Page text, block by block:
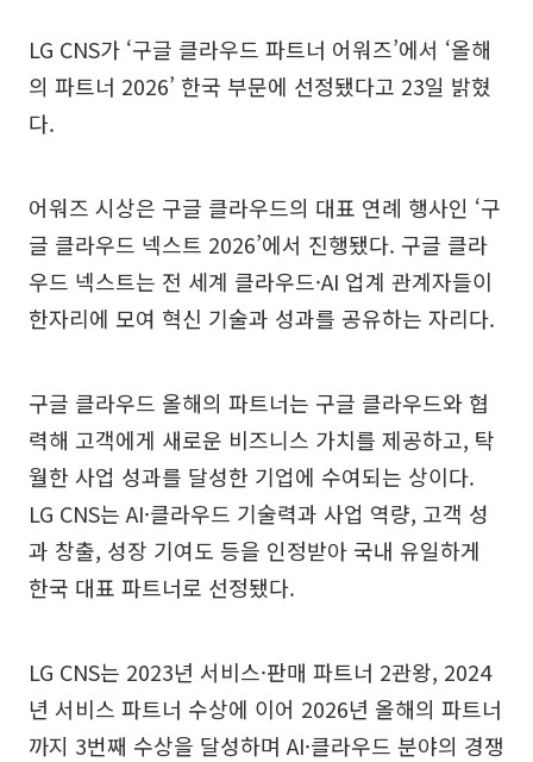
LG CNS가 ‘구글 클라우드 파트너 어워즈’에서 ‘올해
의 파트너 2026’ 한국 부문에 선정됐다고 23일 밝혔
다.
어워즈 시상은 구글 클라우드의 대표 연례 행사인 ‘구
글 클라우드 넥스트 2026’에서 진행됐다. 구글 클라
우드 넥스트는 전 세계 클라우드·AI 업계 관계자들이
한자리에 모여 혁신 기술과 성과를 공유하는 자리다.
구글 클라우드 올해의 파트너는 구글 클라우드와 협
력해 고객에게 새로운 비즈니스 가치를 제공하고, 탁
월한 사업 성과를 달성한 기업에 수여되는 상이다.
LG CNS는 AI·클라우드 기술력과 사업 역량, 고객 성
과 창출, 성장 기여도 등을 인정받아 국내 유일하게
한국 대표 파트너로 선정됐다.
LG CNS는 2023년 서비스·판매 파트너 2관왕, 2024
년 서비스 파트너 수상에 이어 2026년 올해의 파트너
까지 3번째 수상을 달성하며 AI·클라우드 분야의 경쟁